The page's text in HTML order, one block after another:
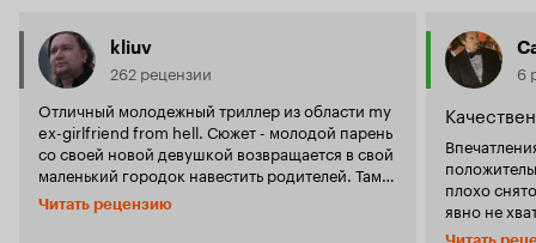
kliuv
262 рецензии
Отличный молодежный триллер из области my
ex-girlfriend from hell. Сюжет - молодой парень
со своей новой девушкой возвращается в свой
маленький городок навестить родителей. Там
его встречает его бывшая девушка (Миша
Бартон), которая решает любой ценой
Читать рецензию
6
плохо
явно не
бы